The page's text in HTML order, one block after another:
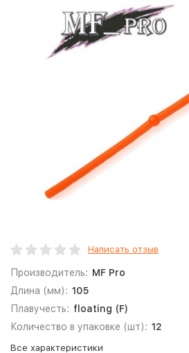
Написать отзыв
Производитель: MF Pro
Длина (мм): 105
Плавучесть: floating (F)
Количество в упаковке (шт): 12
Все характеристики